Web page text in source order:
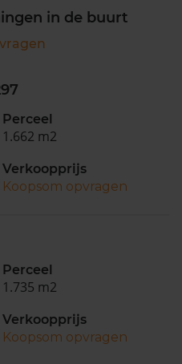
in de buurt
Perceel
1.662 m2
Verkoopprijs
Koopsom opvragen
Perceel
1.735 m2
Verkoopprijs
Koopsom opvragen